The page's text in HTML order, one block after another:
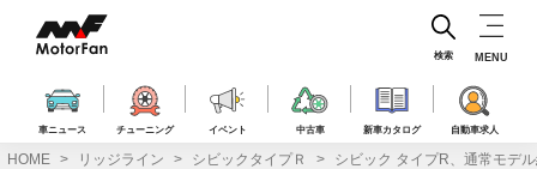
ス
車ニュース チューニング イベント 中古車 新車カタログ 自動車求人
検索 MENU
HOME リッジライン シビックタイプＲ シビック タイプR、通常モデ